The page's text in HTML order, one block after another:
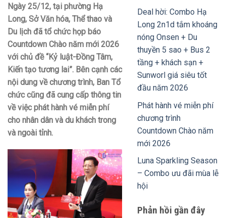
Ngày 25/12, tại phường Hạ
Long, Sở Văn hóa, Thể thao và
Du lịch đã tổ chức họp báo
Countdown Chào năm mới 2026
với chủ đề “Kỷ luật-Đồng Tâm,
Kiến tạo tương lai”. Bên cạnh các
nội dung về chương trình, Ban Tổ
chức cũng đã cung cấp thông tin
về việc phát hành vé miễn phí
cho nhân dân và du khách trong
và ngoài tỉnh.
Deal hời: Combo Hạ
Long 2n1d tắm khoáng
nóng Onsen + Du
thuyền 5 sao + Bus 2
tầng + khách sạn +
Sunworl giá siêu tốt
đầu năm 2026
Phát hành vé miễn phí
chương trình
Countdown Chào năm
mới 2026
Luna Sparkling Season
– Combo ưu đãi mùa lễ
hội
Phản hồi gần đây